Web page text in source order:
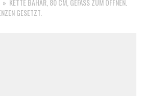
» KETTE BAHAR, 80 CM, GEFÄSS ZUM ÖFFNEN. F
GESETZT.